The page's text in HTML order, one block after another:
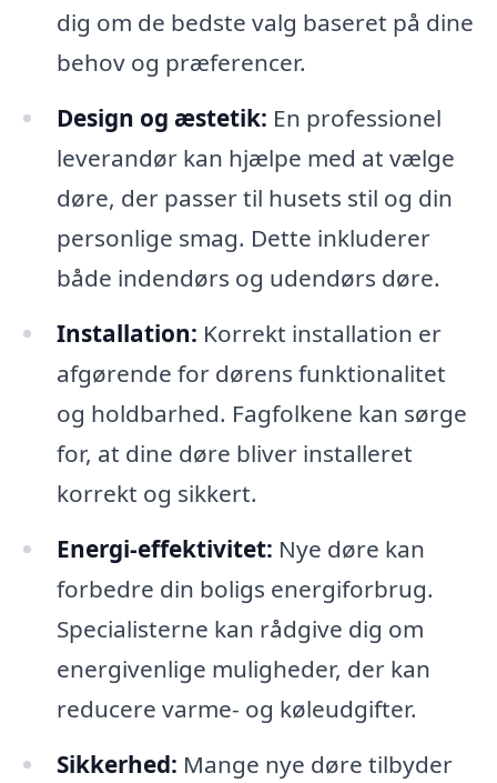
dig om de bedste valg baseret på dine
behov og præferencer.
Design og æstetik: En professionel
leverandør kan hjælpe med at vælge
døre, der passer til husets stil og din
personlige smag. Dette inkluderer
både indendørs og udendørs døre.
Installation: Korrekt installation er
afgørende for dørens funktionalitet
og holdbarhed. Fagfolkene kan sørge
for, at dine døre bliver installeret
korrekt og sikkert.
Energi-effektivitet: Nye døre kan
forbedre din boligs energiforbrug.
Specialisterne kan rådgive dig om
energivenlige muligheder, der kan
reducere varme- og køleudgifter.
Sikkerhed: Mange nye døre tilbyder